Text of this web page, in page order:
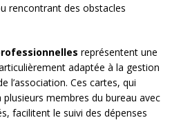
rencontrant des obstacles
représentent une
adaptée à la gestion
l’association. Ces cartes, qui
membres du bureau avec
facilitent le suivi des dépenses